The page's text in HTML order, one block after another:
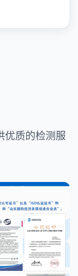
优质的检测服